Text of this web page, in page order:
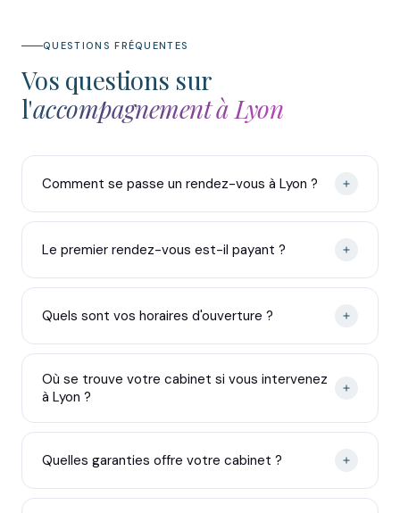
QUESTIONS FRÉQUENTES
Vos questions sur
l'accompagnement à Lyon
Comment se passe un rendez-vous à Lyon ?
Le premier rendez-vous est-il payant ?
Quels sont vos horaires d'ouverture ?
Où se trouve votre cabinet si vous intervenez
à Lyon ?
Quelles garanties offre votre cabinet ?